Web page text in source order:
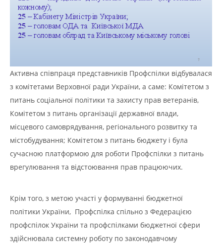
Активна співпраця представників Профспілки відбувалася
з комітетами Верховної ради України, а саме: Комітетом з
питань соціальної політики та захисту прав ветеранів,
Комітетом з питань організації державної влади,
місцевого самоврядування, регіонального розвитку та
містобудування; Комітетом з питань бюджету і була
сучасною платформою для роботи Профспілки з питань
врегулювання та відстоювання прав працюючих.
Крім того, з метою участі у формуванні бюджетної
політики України, Профспілка спільно з Федерацією
профспілок України та профспілками бюджетної сфери
здійснювала системну роботу по законодавчому